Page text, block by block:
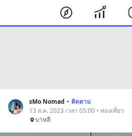
sMo Nomad • ติดตาม
13 ส.ค. 2023 เวลา 05:00 • ท่องเที่ยว
บาหลี